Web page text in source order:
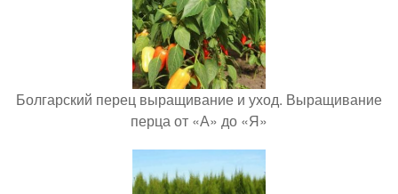
Болгарский перец выращивание и уход. Выращивание
перца от «А» до «Я»